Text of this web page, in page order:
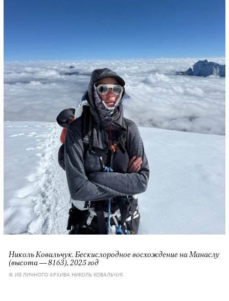
Николь Ковальчук. Бескислородное восхождение на Манаслу
(высота — 8163), 2025 год
© ИЗ ЛИЧНОГО АРХИВА НИКОЛЬ КОВАЛЬЧУК